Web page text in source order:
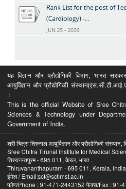
Rank List for the post of
(Cardiology) -...
JUN 25 - 2026
यह विज्ञान और प्रौद्योगिकी विभाग, भारत
आयुर्विज्ञान और प्रौद्योगिकी
।
This is the official Website of Sree
Sciences & Technology under
Government of India.
श्री चित्रा तिरुनाल आयुर्विज्ञान और प्रौद्योगिकी संस्थान,
Sree Chitra Tirunal Institute for Medical
तिरुवनन्तपुरम - 695 011, केरल, भारत .
Thiruvananthapuram - 695 011, Kerala,
ईमेल / Email:sct@sctimst.ac.in
फोण/Phone : 91-471-2443152 फैक्स/Fax : 91-